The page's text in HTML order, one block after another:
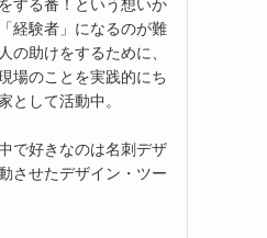
する番！という想いか
経験者」になるのが難
の助けをするために、
場のことを実践的にち
として活動中。
で好きなのは名刺デザ
させたデザイン・ツー